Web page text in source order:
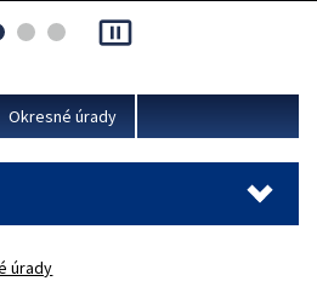
a Ministerstva vnútra SR.
pause_presentation
Okresné úrady
úrady